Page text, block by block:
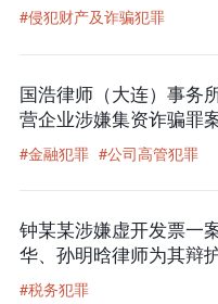
#侵犯财产及诈骗犯罪
国浩律师（大连）事务
营企业涉嫌集资诈骗罪
#金融犯罪 #公司高管犯罪
钟某某涉嫌虚开发票一
华、孙明晗律师为其辩
#税务犯罪